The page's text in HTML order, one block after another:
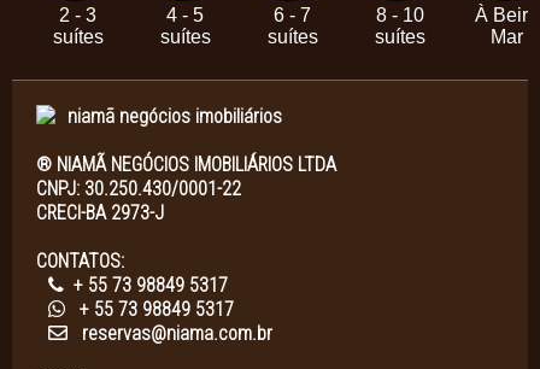
2 - 3
suítes
4 - 5
suítes
6 - 7
suítes
8 - 10
suítes
À Beira
Mar
® NIAMÃ NEGÓCIOS IMOBILIÁRIOS LTDA
CNPJ: 30.250.430/0001-22
CRECI-BA 2973-J
CONTATOS:
+ 55 73 98849 5317
+ 55 73 98849 5317
reservas@niama.com.br